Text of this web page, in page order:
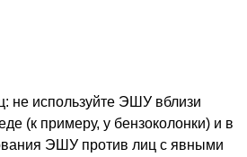
не используйте ЭШУ вблизи
(к примеру, у бензоколонки) и в
ЭШУ против лиц с явными